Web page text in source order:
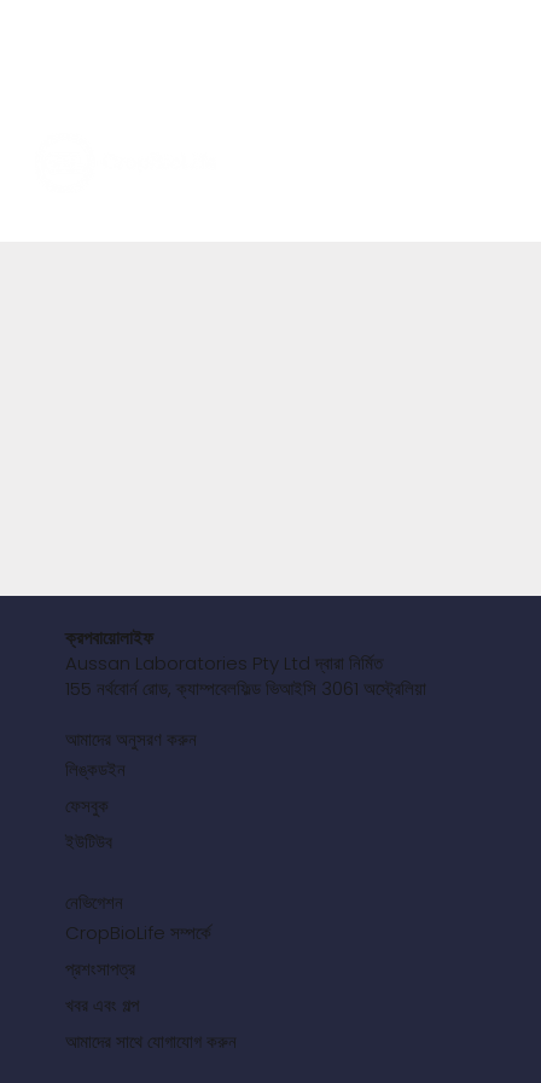
ক্রপবায়োলাইফ
Aussan Laboratories Pty Ltd দ্বারা নির্মিত
155 নর্থবোর্ন রোড, ক্যাম্পবেলফিল্ড ভিআইসি 3061 অস্ট্রেলিয়া
আমাদের অনুসরণ করুন
লিঙ্কডইন
ফেসবুক
ইউটিউব
নেভিগেশন
CropBioLife সম্পর্কে
প্রশংসাপত্র
খবর এবং গল্প
আমাদের সাথে যোগাযোগ করুন